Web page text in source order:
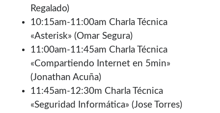
Regalado)
10:15am-11:00am Charla Técnica
«Asterisk» (Omar Segura)
11:00am-11:45am Charla Técnica
«Compartiendo Internet en 5min»
(Jonathan Acuña)
11:45am-12:30m Charla Técnica
«Seguridad Informática» (Jose Torres)